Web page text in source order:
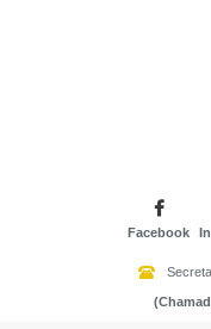
Facebook
INSTITUIÇÃO
GALERIA